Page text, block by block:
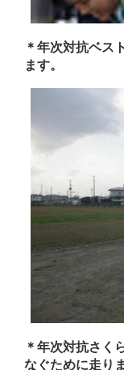
＊年次対抗ベ
ます。
＊年次対抗さく
なぐために走り